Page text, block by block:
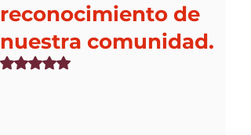
reconocimiento de
nuestra comunidad.
Obtuvo NaN de 5 estrellas.